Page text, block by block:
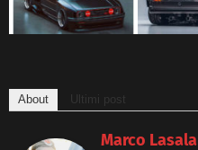
About Ultimi post
Marco Lasala